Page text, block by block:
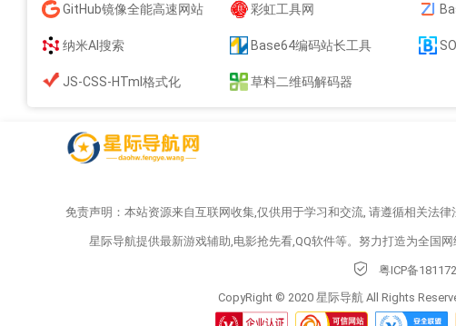
GitHub镜像全能高速网站 彩虹工具网
纳米AI搜索 Base64编码站长工具
JS-CSS-HTml格式化 草料二维码解码器
免责声明：本站资源来自互联网收集,仅供用于学习和交流, 请遵循相关法
星际导航提供最新游戏辅助,电影抢先看,QQ软件等。努力打造为全国
粤ICP备
CopyRight © 2020 星际导航 All Rights